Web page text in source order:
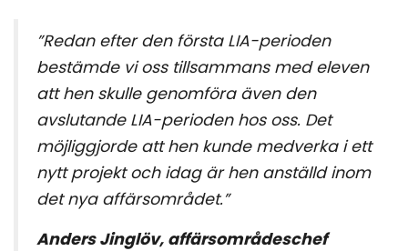
”Redan efter den första LIA-perioden
bestämde vi oss tillsammans med eleven
att hen skulle genomföra även den
avslutande LIA-perioden hos oss. Det
möjliggjorde att hen kunde medverka i ett
nytt projekt och idag är hen anställd inom
det nya affärsområdet.”
Anders Jinglöv, affärsområdeschef